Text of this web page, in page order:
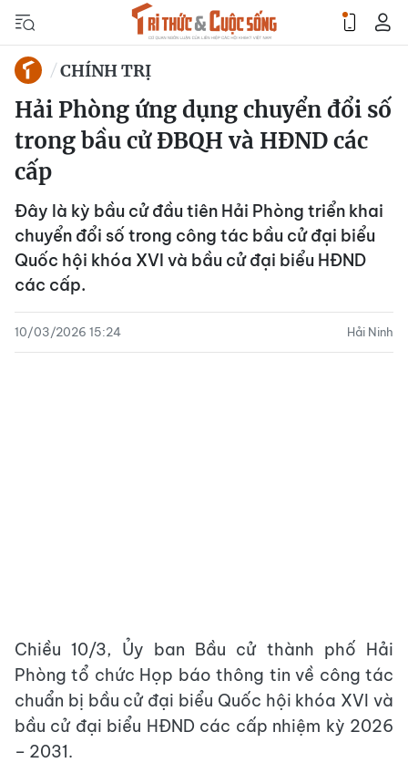
CHÍNH TRỊ
Hải Phòng ứng dụng chuyển đổi số
trong bầu cử ĐBQH và HĐND các
cấp
Đây là kỳ bầu cử đầu tiên Hải Phòng triển khai
chuyển đổi số trong công tác bầu cử đại biểu
Quốc hội khóa XVI và bầu cử đại biểu HĐND
các cấp.
10/03/2026 15:24 Hải Ninh
Chiều 10/3, Ủy ban Bầu cử thành phố Hải
Phòng tổ chức Họp báo thông tin về công tác
chuẩn bị bầu cử đại biểu Quốc hội khóa XVI và
bầu cử đại biểu HĐND các cấp nhiệm kỳ 2026
– 2031.